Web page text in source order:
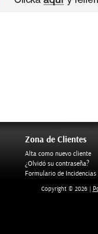
Zona de Clientes
Alta como nuevo cliente
¿Olvidó su contraseña?
Formulario de Incidencias
Copyright © 2026 |